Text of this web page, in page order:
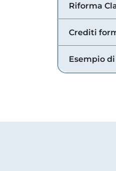
Riforma
Crediti
Esempio